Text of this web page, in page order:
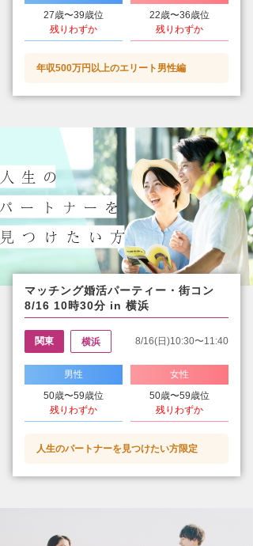
27歳〜39歳位
残りわずか
22歳〜36歳位
残りわずか
年収500万円以上のエリート男性編
マッチング婚活パーティー・街コン
8/16 10時30分 in 横浜
関東 横浜 8/16(日)10:30〜11:40
男性
50歳〜59歳位
残りわずか
女性
50歳〜59歳位
残りわずか
人生のパートナーを見つけたい方限定